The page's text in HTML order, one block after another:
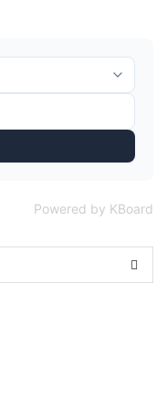
Powered by KBoard